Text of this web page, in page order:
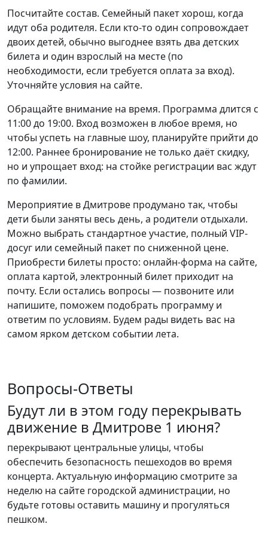
Посчитайте состав. Семейный пакет хорош, когда
идут оба родителя. Если кто-то один сопровождает
двоих детей, обычно выгоднее взять два детских
билета и один взрослый на месте (по
необходимости, если требуется оплата за вход).
Уточняйте условия на сайте.
Обращайте внимание на время. Программа длится с
11:00 до 19:00. Вход возможен в любое время, но
чтобы успеть на главные шоу, планируйте прийти до
12:00. Раннее бронирование не только даёт скидку,
но и упрощает вход: на стойке регистрации вас ждут
по фамилии.
Мероприятие в Дмитрове продумано так, чтобы
дети были заняты весь день, а родители отдыхали.
Можно выбрать стандартное участие, полный VIP-
досуг или семейный пакет по сниженной цене.
Приобрести билеты просто: онлайн-форма на сайте,
оплата картой, электронный билет приходит на
почту. Если остались вопросы — позвоните или
напишите, поможем подобрать программу и
ответим по условиям. Будем рады видеть вас на
самом ярком детском событии лета.
Вопросы-Ответы
Будут ли в этом году перекрывать
движение в Дмитрове 1 июня?
перекрывают центральные улицы, чтобы
обеспечить безопасность пешеходов во время
концерта. Актуальную информацию смотрите за
неделю на сайте городской администрации, но
будьте готовы оставить машину и прогуляться
пешком.